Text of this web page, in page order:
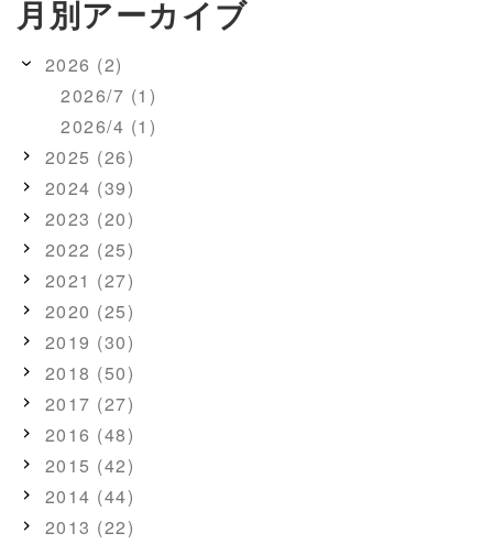
月別アーカイブ
2026 (2)
2026/7 (1)
2026/4 (1)
2025 (26)
2024 (39)
2023 (20)
2022 (25)
2021 (27)
2020 (25)
2019 (30)
2018 (50)
2017 (27)
2016 (48)
2015 (42)
2014 (44)
2013 (22)